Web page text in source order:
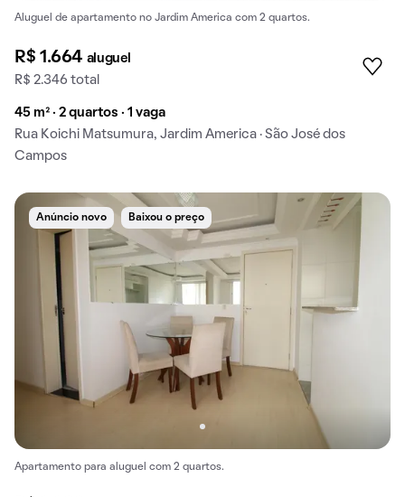
Aluguel de apartamento no Jardim America com 2 quartos.
R$ 1.664 aluguel
R$ 2.346 total
45 m² · 2 quartos · 1 vaga
Rua Koichi Matsumura, Jardim America · São José dos
Campos
Anúncio novo Baixou o preço
Apartamento para aluguel com 2 quartos.